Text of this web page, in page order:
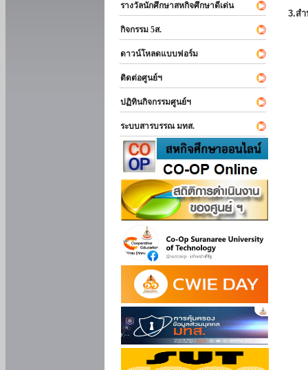
รางวัลนักศึกษาสหกิจศึกษาดีเด่น
กิจกรรม 5ส.
ดาวน์โหลดแบบฟอร์ม
ติดต่อศูนย์ฯ
ปฏิทินกิจกรรมศูนย์ฯ
ระบบสารบรรณ มทส.
3.ส